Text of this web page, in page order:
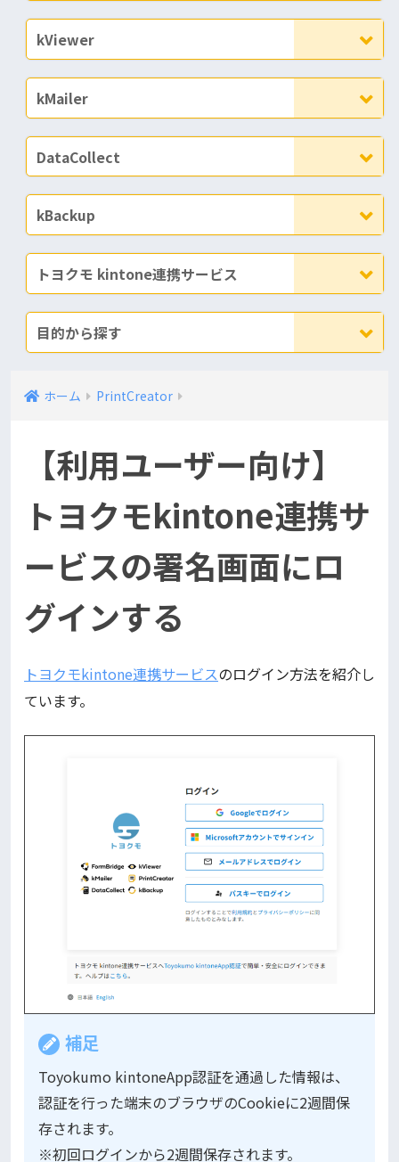
kViewer
kMailer
DataCollect
kBackup
トヨクモ kintone連携サービス
目的から探す
ホーム PrintCreator
【利用ユーザー向け】
トヨクモkintone連携サ
ービスの署名画面にロ
グインする
トヨクモkintone連携サービスのログイン方法を紹介し
ています。
補足
Toyokumo kintoneApp認証を通過した情報は、
認証を行った端末のブラウザのCookieに2週間保
存されます。
※初回ログインから2週間保存されます。